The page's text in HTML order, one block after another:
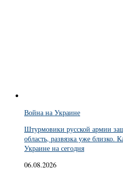
Война на Украине
Штурмовики русской армии
область, развязка уже близко.
Украине на сегодня
06.08.2026